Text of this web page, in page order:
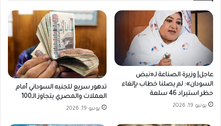
عاجل| وزيرة الصناعة لـ«نبض
السودان»: لم يصلنا خطاب بإلغاء
حظر استيراد 46 سلعة
يونيو 19, 2026
تدهور سريع للجنيه السوداني أمام
العملات والمصري يتجاوز الـ100
يونيو 19, 2026